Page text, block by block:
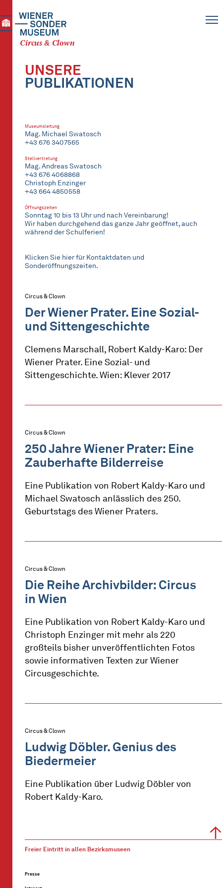
Circus & Clown
UNSERE
PUBLIKATIONEN
Museumsleitung
Mag. Michael Swatosch
+43 676 3407565
Stellvertretung
Mag. Andreas Swatosch
+43 676 4068868
Christoph Enzinger
+43 664 4850558
Öffnungszeiten
Sonntag 10 bis 13 Uhr und nach Vereinbarung!
Wir haben durchgehend das ganze Jahr geöffnet, auch
während der Schulferien!
Klicken Sie hier für Kontaktdaten und
Sonderöffnungszeiten.
Circus & Clown
Der Wiener Prater. Eine Sozial-
und Sittengeschichte
Clemens Marschall, Robert Kaldy-Karo: Der
Wiener Prater. Eine Sozial- und
Sittengeschichte. Wien: Klever 2017
Circus & Clown
250 Jahre Wiener Prater: Eine
Zauberhafte Bilderreise
Eine Publikation von Robert Kaldy-Karo und
Michael Swatosch anlässlich des 250.
Geburtstags des Wiener Praters.
Circus & Clown
Die Reihe Archivbilder: Circus
in Wien
Eine Publikation von Robert Kaldy-Karo und
Christoph Enzinger mit mehr als 220
großteils bisher unveröffentlichten Fotos
sowie informativen Texten zur Wiener
Circusgeschichte.
Circus & Clown
Ludwig Döbler. Genius des
Biedermeier
Eine Publikation über Ludwig Döbler von
Robert Kaldy-Karo.
Freier Eintritt in allen Bezirksmuseen
Presse